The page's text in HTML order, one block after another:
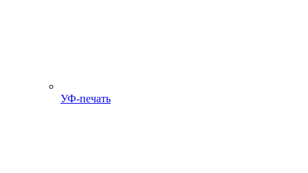
УФ-печать